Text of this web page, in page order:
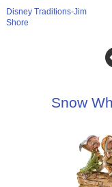
Disney Traditions-Jim
Shore
Snow